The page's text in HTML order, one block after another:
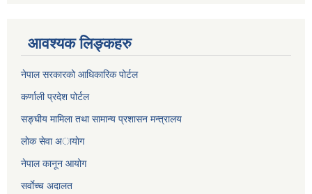
आवश्यक लिङ्कहरु
नेपाल सरकारको आधिकारिक पोर्टल
कर्णाली प्रदेश पोर्टल
सङ्घीय मामिला तथा सामान्य प्रशासन मन्त्रालय
लाेक सेवा अायाेग
नेपाल कानून आयोग
सर्वाेच्च अदालत